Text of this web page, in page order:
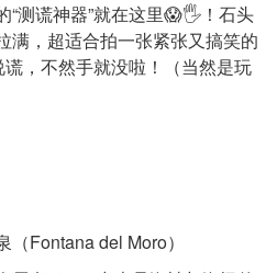
“测谎神器”就在这里😱🖐️！石头
满，超适合拍一张紧张又搞笑的
谎，不然手就没啦！（当然是玩
Fontana del Moro）